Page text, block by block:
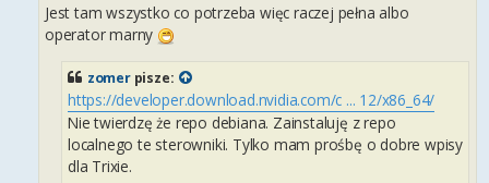
Jest tam wszystko co potrzeba więc raczej pełna albo
operator marny
zomerpisze:
https://developer.download.nvidia.com/c ... 12/x86_64/
Nie twierdzę że repo debiana. Zainstaluję z repo
localnego te sterowniki. Tylko mam prośbę o dobre wpisy
dla Trixie.